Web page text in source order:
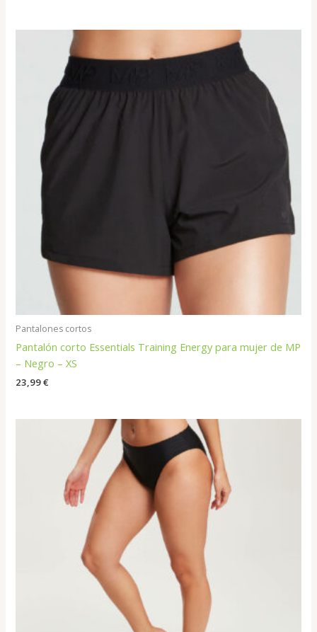
Pantalones cortos
Pantalón corto Essentials Training Energy para mujer de MP
– Negro – XS
23,99€